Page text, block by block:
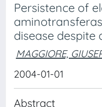
Persistence of
disease despite
MAGGIORE,
2004-01-01
Abstract